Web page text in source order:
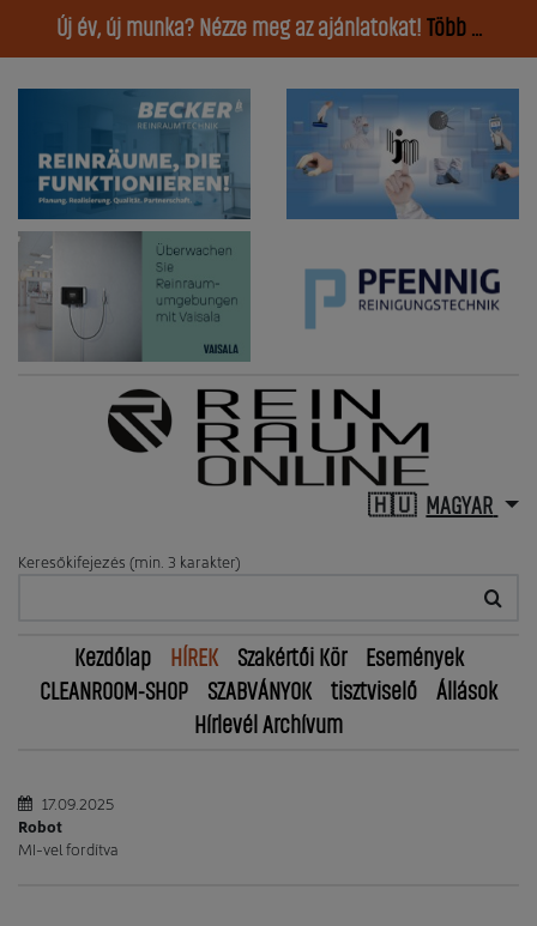
Új év, új munka? Nézze meg az ajánlatokat! Több ...
MAGYAR
Keresőkifejezés (min. 3 karakter)
Kezdőlap HÍREK Szakértői Kör
Események
CLEANROOM-SHOP
SZABVÁNYOK tisztviselő
Állások
Hírlevél Archívum
17.09.2025
Robot
MI-vel fordítva